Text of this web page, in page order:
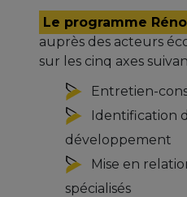
Le programme
auprès des acteurs
sur les cinq axes
Entretien-
Identification
développement
Mise en
spécialisés